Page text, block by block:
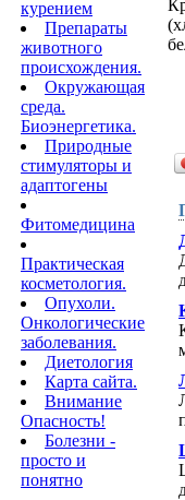
курением
Препараты
животного
происхождения.
Окружающая
среда.
Биоэнергетика.
Природные
стимуляторы и
адаптогены
Фитомедицина
Практическая
косметология.
Опухоли.
Онкологические
заболевания.
Диетология
Карта сайта.
Внимание
Опасность!
Болезни -
просто и
понятно